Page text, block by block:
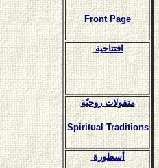
Front Page
افتتاحية
منقولات روحيّة
Spiritual Traditions
أسطورة